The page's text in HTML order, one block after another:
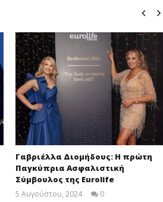
Γαβριέλλα Διομήδους: Η πρώτη
Παγκύπρια Ασφαλιστική
Σύμβουλος της Eurolife
5 Αυγούστου, 2024
0